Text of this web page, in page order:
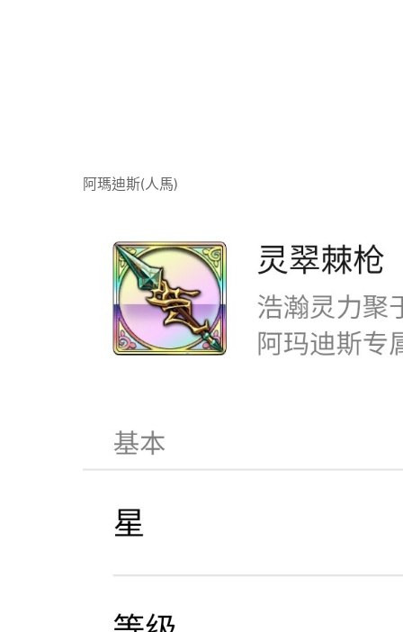
阿瑪迪斯(人馬)